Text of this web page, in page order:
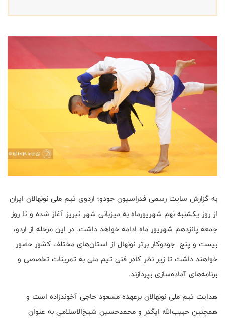
به گزارش سایت رسمی فدراسیون جودو؛ اردوی تیم ملی نونهالان ایران
از روز یکشنبه نهم شهریورماه به میزبانی شهر تبریز آغاز شده و تا روز
جمعه پانزدهم شهریور ماه ادامه خواهد داشت. در این مرحله از اردو،
بیست و پنج جودوکار برتر نونهال از استان‌های مختلف کشور حضور
خواهند داشت تا زیر نظر کادر فنی تیم ملی به تمرینات تخصصی و
برنامه‌های آماده‌سازی بپردازند.
هدایت تیم ملی نونهالان برعهده مسعود حاجی آخوندزاده است و
همچنین حبیب‌الله ایگدر و محمدحسین شیخ‌الاسلامی به عنوان